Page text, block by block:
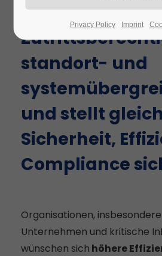
Ausweisdaten
standort- und
und stellt
Sicherheit,
Compliance
Organisationen,
Unternehmen und kritische
wünschen sich höhere
Privacy Policy Imprint